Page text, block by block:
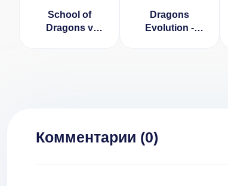
School of
Dragons v
Dragons
Evolution -
Комментарии (0)